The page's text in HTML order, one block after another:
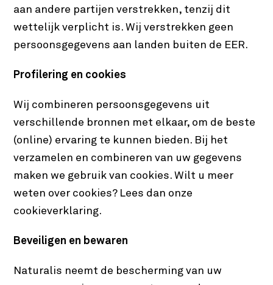
aan andere partijen verstrekken, tenzij dit
wettelijk verplicht is. Wij verstrekken geen
persoonsgegevens aan landen buiten de EER.
Profilering en cookies
Wij combineren persoonsgegevens uit
verschillende bronnen met elkaar, om de beste
(online) ervaring te kunnen bieden. Bij het
verzamelen en combineren van uw gegevens
maken we gebruik van cookies. Wilt u meer
weten over cookies? Lees dan onze
cookieverklaring.
Beveiligen en bewaren
Naturalis neemt de bescherming van uw